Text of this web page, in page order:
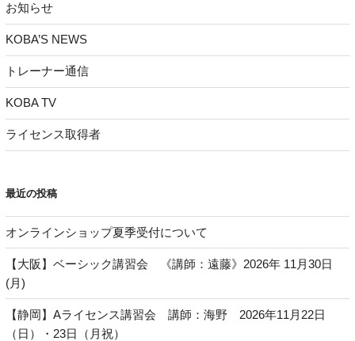
お知らせ
KOBA’S NEWS
トレーナー通信
KOBA TV
ライセンス取得者
最近の投稿
オンラインショップ夏季受付について
【大阪】ベーシック講習会 《講師：遠藤》2026年 11月30日
(月)
【静岡】Aライセンス講習会 講師：海野 2026年11月22日
（日）・23日（月祝）